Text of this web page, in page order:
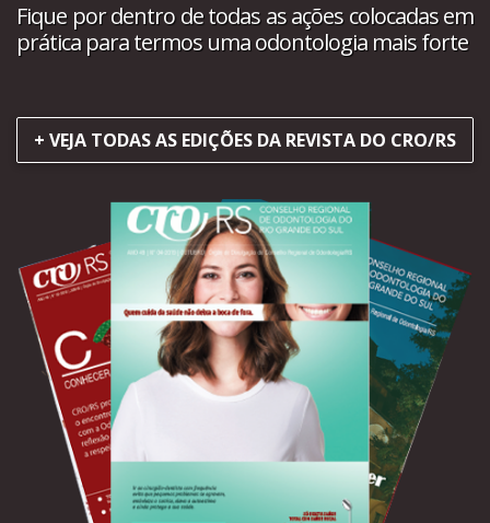
Fique por dentro de todas as ações colocadas em
prática para termos uma odontologia mais forte
+ VEJA TODAS AS EDIÇÕES DA REVISTA DO CRO/RS